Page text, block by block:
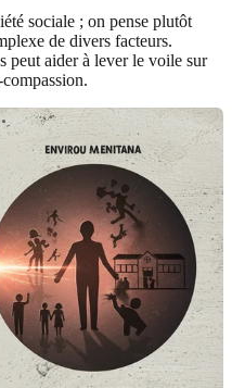
sociale ; on pense plutôt
de divers facteurs.
peut aider à lever le voile sur